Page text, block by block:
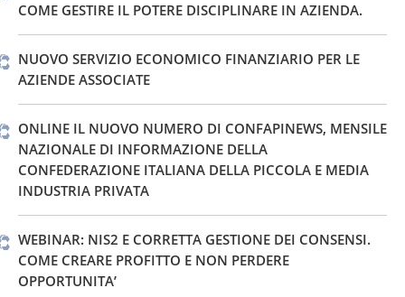
COME GESTIRE IL POTERE DISCIPLINARE IN AZIENDA.
NUOVO SERVIZIO ECONOMICO FINANZIARIO PER LE
AZIENDE ASSOCIATE
ONLINE IL NUOVO NUMERO DI CONFAPINEWS, MENSILE
NAZIONALE DI INFORMAZIONE DELLA
CONFEDERAZIONE ITALIANA DELLA PICCOLA E MEDIA
INDUSTRIA PRIVATA
WEBINAR: NIS2 E CORRETTA GESTIONE DEI CONSENSI.
COME CREARE PROFITTO E NON PERDERE
OPPORTUNITA’